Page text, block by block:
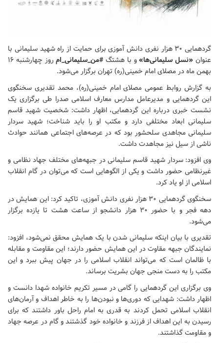
گردهمایی ۳۰ هزار نفری دانش آموزی برای حمایت از راه شهید سلیمانی با
عنوان «نسل سلیمانی‌ها»و با هشتگ#من_سلیمانی_ام
روز چهارشنبه ۱۶
بهمن ماه در مصلای امام خمینی(ره) تهران برگزار می‌شود.
به گزارش روابط عمومی مصلای امام خمینی(ره)، محمد تقدیری سخنگوی
این گردهمایی و مدیرعامل مدارس معارف اسلامی صدرا طی برگزاری یک
نشست خبری درباره این گردهمایی، اظهار داشت: شخصیت شهید قاسم
سلیمانی ابعاد مختلفی دارد و مکتب او را باید شناخت؛ شهید سردار
سلیمانی مجاهدی سلحشور بود که در عرصه‌های اجتماعی همانند حوادث
ناشی از سیل نیز مجاهدت داشت.
وی افزود: سردار شهید قاسم سلیمانی در جبهه‌های مختلف جهاد نظامی و
غیرنظامی حضور داشت و یکی از الگوهایی است که می‌توان در گام انقلاب
اسلامی از او یاد کرد.
سخنگوی گردهمایی ۳۰ هزار نفری دانش آموزی، تاکید کرد: این همایش در
دهه فجر و با حضور ۳۰ هزار دانشجو از ساعت هشت تا یازده برگزار
می‌شود.
تقدیری با بیان اینکه سلیمانی شدن با یک همایش محقق نمی‌شود، افزود:
نمایندگان جبهه مقاوت در این همایش حضور دارند؛ این مقاومت و مقابله
با ظالمان است که می‌تواند انقلاب اسلامی را در جهان پیش ببرد و این
مکتب را به دست منجی جهان بشریت برساند.
وی برگزاری این گردهمایی را گامی در مسیر تکریم خانواده شهدا دانست و
اظهار داشت: شهدایی که دوری‌ها و نبودن‌ها را به خاطر اهداف و آرمان‌های
انقلاب اسلامی تحمل کردند به قدری به امام راحل باور داشتند که برای
رسیدن به این اهداف از فرزند و خانواده خود گذشتند و گام در عرصه جهاد
و مقاومت گذاشتند.